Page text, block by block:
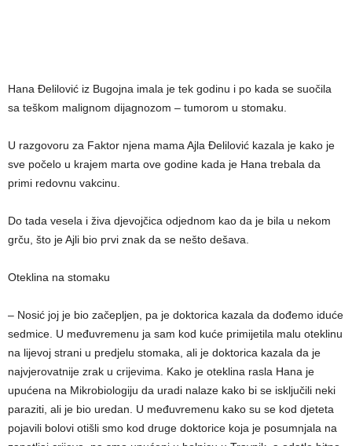
Hana Đelilović iz Bugojna imala je tek godinu i po kada se suočila
sa teškom malignom dijagnozom – tumorom u stomaku.
U razgovoru za Faktor njena mama Ajla Đelilović kazala je kako je
sve počelo u krajem marta ove godine kada je Hana trebala da
primi redovnu vakcinu.
Do tada vesela i živa djevojčica odjednom kao da je bila u nekom
grču, što je Ajli bio prvi znak da se nešto dešava.
Oteklina na stomaku
– Nosić joj je bio začepljen, pa je doktorica kazala da dođemo iduće
sedmice. U međuvremenu ja sam kod kuće primijetila malu oteklinu
na lijevoj strani u predjelu stomaka, ali je doktorica kazala da je
najvjerovatnije zrak u crijevima. Kako je oteklina rasla Hana je
upućena na Mikrobiologiju da uradi nalaze kako bi se isključili neki
paraziti, ali je bio uredan. U međuvremenu kako su se kod djeteta
pojavili bolovi otišli smo kod druge doktorice koja je posumnjala na